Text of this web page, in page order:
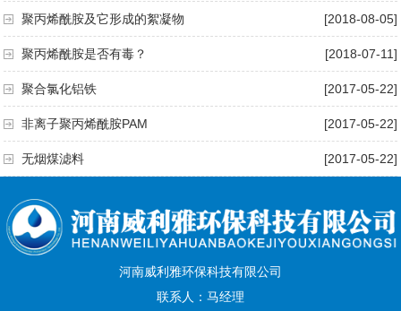
[2018-08-05]
聚丙烯酰胺及它形成的絮凝物
[2018-07-11]
聚丙烯酰胺是否有毒？
[2017-05-22]
聚合氯化铝铁
[2017-05-22]
非离子聚丙烯酰胺PAM
[2017-05-22]
无烟煤滤料
河南威利雅环保科技有限公司
联系人：马经理